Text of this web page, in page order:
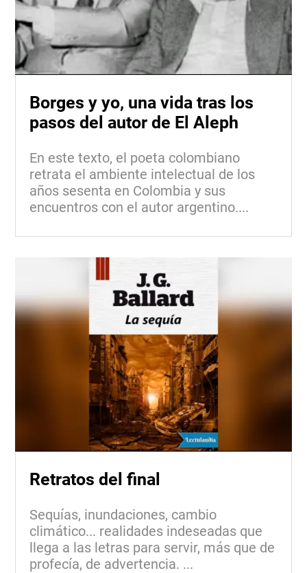
Borges y yo, una vida tras los
pasos del autor de El Aleph
En este texto, el poeta colombiano
retrata el ambiente intelectual de los
años sesenta en Colombia y sus
encuentros con el autor argentino....
Retratos del final
Sequías, inundaciones, cambio
climático... realidades indeseadas que
llega a las letras para servir, más que de
profecía, de advertencia. ...